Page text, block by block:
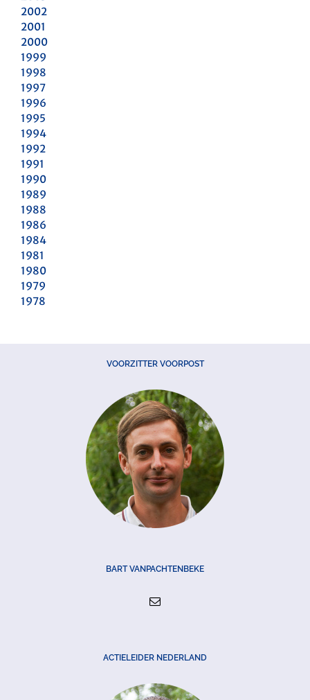
2002
2001
2000
1999
1998
1997
1996
1995
1994
1992
1991
1990
1989
1988
1986
1984
1981
1980
1979
1978
VOORZITTER VOORPOST
BART VANPACHTENBEKE
ACTIELEIDER NEDERLAND